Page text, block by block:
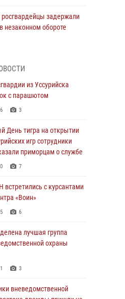
задержали
незаконном обороте
незаконному
на заседании
комиссии
дворе жилого дома
охраны
растения
в Князь-
– Главном храме
3
приняли участие в
3
из Уссурийска
с парашютом
3
День тигра на открытии
игр сотрудники
приморцам о службе
7
с курсантами
«Воин»
6
лучшая группа
охраны
3
вневедомственной